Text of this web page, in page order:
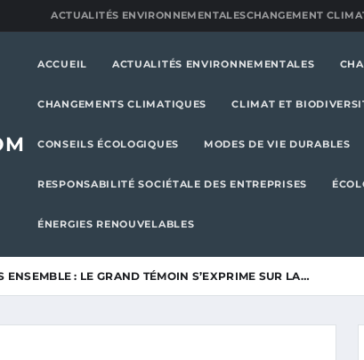
ACTUALITÉS ENVIRONNEMENTALESCHANGEMENT
ACCUEIL ACTUALITÉS ENVIRONNEMENTALES
CHANGEMENTS CLIMATIQUES CLIMAT ET
CONSEILS ÉCOLOGIQUES MODES DE VIE DURABLES
RESPONSABILITÉ SOCIÉTALE DES ENTREPRISES
ÉNERGIES RENOUVELABLES
ENSEMBLE : LE GRAND TÉMOIN S’EXPRIME SUR LA…